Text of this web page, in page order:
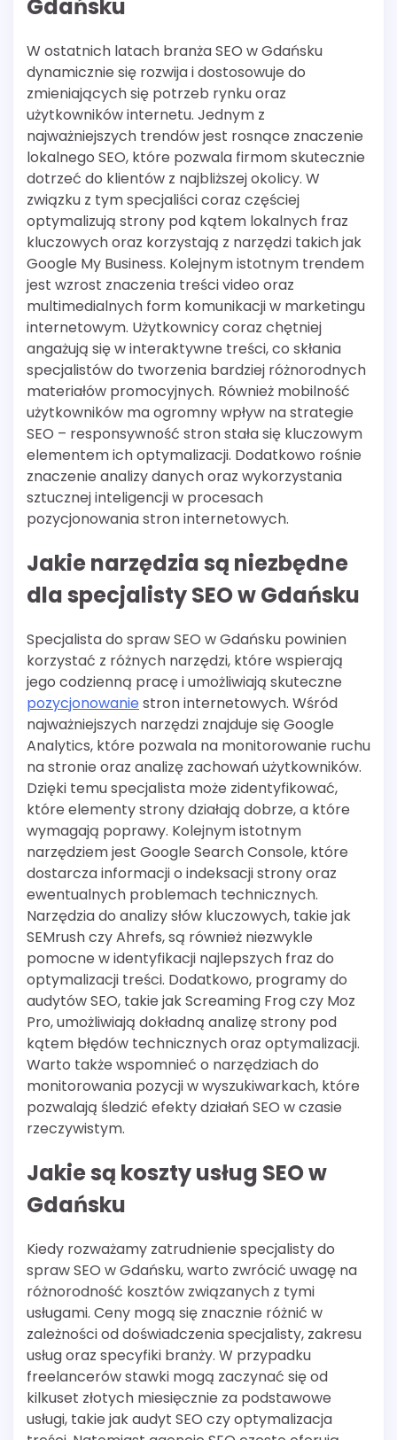
Gdańsku
W ostatnich latach branża SEO w Gdańsku
dynamicznie się rozwija i dostosowuje do
zmieniających się potrzeb rynku oraz
użytkowników internetu. Jednym z
najważniejszych trendów jest rosnące znaczenie
lokalnego SEO, które pozwala firmom skutecznie
dotrzeć do klientów z najbliższej okolicy. W
związku z tym specjaliści coraz częściej
optymalizują strony pod kątem lokalnych fraz
kluczowych oraz korzystają z narzędzi takich jak
Google My Business. Kolejnym istotnym trendem
jest wzrost znaczenia treści video oraz
multimedialnych form komunikacji w marketingu
internetowym. Użytkownicy coraz chętniej
angażują się w interaktywne treści, co skłania
specjalistów do tworzenia bardziej różnorodnych
materiałów promocyjnych. Również mobilność
użytkowników ma ogromny wpływ na strategie
SEO – responsywność stron stała się kluczowym
elementem ich optymalizacji. Dodatkowo rośnie
znaczenie analizy danych oraz wykorzystania
sztucznej inteligencji w procesach
pozycjonowania stron internetowych.
Jakie narzędzia są niezbędne
dla specjalisty SEO w Gdańsku
Specjalista do spraw SEO w Gdańsku powinien
korzystać z różnych narzędzi, które wspierają
jego codzienną pracę i umożliwiają skuteczne
pozycjonowanie stron internetowych. Wśród
najważniejszych narzędzi znajduje się Google
Analytics, które pozwala na monitorowanie ruchu
na stronie oraz analizę zachowań użytkowników.
Dzięki temu specjalista może zidentyfikować,
które elementy strony działają dobrze, a które
wymagają poprawy. Kolejnym istotnym
narzędziem jest Google Search Console, które
dostarcza informacji o indeksacji strony oraz
ewentualnych problemach technicznych.
Narzędzia do analizy słów kluczowych, takie jak
SEMrush czy Ahrefs, są również niezwykle
pomocne w identyfikacji najlepszych fraz do
optymalizacji treści. Dodatkowo, programy do
audytów SEO, takie jak Screaming Frog czy Moz
Pro, umożliwiają dokładną analizę strony pod
kątem błędów technicznych oraz optymalizacji.
Warto także wspomnieć o narzędziach do
monitorowania pozycji w wyszukiwarkach, które
pozwalają śledzić efekty działań SEO w czasie
rzeczywistym.
Jakie są koszty usług SEO w
Gdańsku
Kiedy rozważamy zatrudnienie specjalisty do
spraw SEO w Gdańsku, warto zwrócić uwagę na
różnorodność kosztów związanych z tymi
usługami. Ceny mogą się znacznie różnić w
zależności od doświadczenia specjalisty, zakresu
usług oraz specyfiki branży. W przypadku
freelancerów stawki mogą zaczynać się od
kilkuset złotych miesięcznie za podstawowe
usługi, takie jak audyt SEO czy optymalizacja